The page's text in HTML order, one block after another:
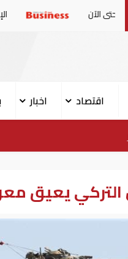
الإمارات: بيان
اقتصاد اخبار
التركي يعيق